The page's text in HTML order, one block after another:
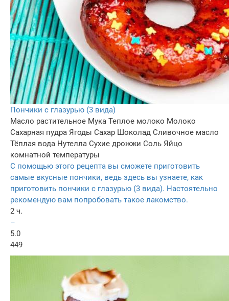
Пончики с глазурью (3 вида)
Масло растительное Мука Теплое молоко Молоко
Сахарная пудра Ягоды Сахар Шоколад Сливочное масло
Тёплая вода Нутелла Сухие дрожжи Соль Яйцо
комнатной температуры
С помощью этого рецепта вы сможете приготовить
самые вкусные пончики, ведь здесь вы узнаете, как
приготовить пончики с глазурью (3 вида). Настоятельно
рекомендую вам попробовать такое лакомство.
2 ч.
–
5.0
449